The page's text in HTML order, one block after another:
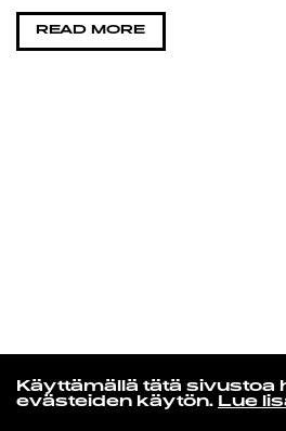
Käyttämällä tätä sivustoa
evästeiden käytön. Lue
Antti Autio
Haahuillen
READ MORE